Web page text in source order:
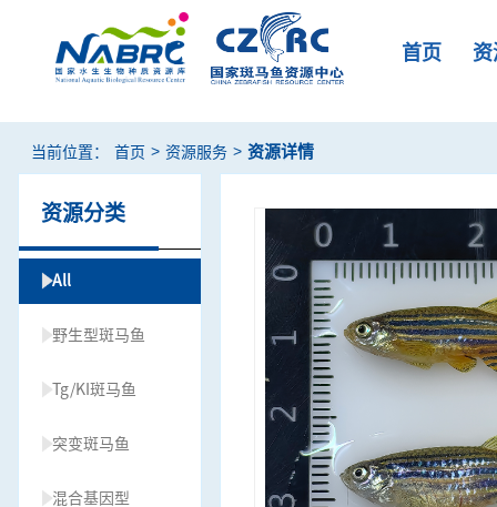
首页
当前位置： 首页 > 资源服务 > 资源详情
资源分类
All
野生型斑马鱼
Tg/KI斑马鱼
突变斑马鱼
混合基因型